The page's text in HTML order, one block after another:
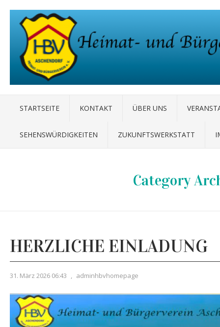
STARTSEITE KONTAKT ÜBER UNS
SEHENSWÜRDIGKEITEN ZUKUNFTSWERKSTATT
Category
HERZLICHE EINLADUNG
31. März 2026 06:43 , adminhbvhomepage